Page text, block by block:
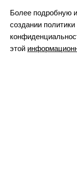
Более подробную
создании политики
этой